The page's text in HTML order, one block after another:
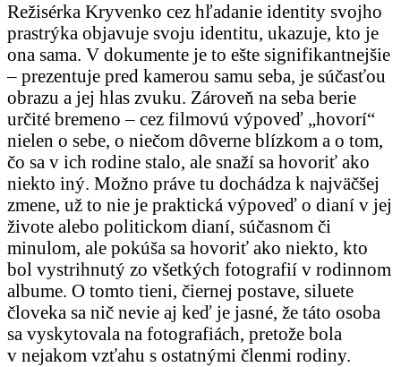
Režisérka Kryvenko cez hľadanie identity svojho
prastrýka objavuje svoju identitu, ukazuje, kto je
ona sama. V dokumente je to ešte signifikantnejšie
– prezentuje pred kamerou samu seba, je súčasťou
obrazu a jej hlas zvuku. Zároveň na seba berie
určité bremeno – cez filmovú výpoveď „hovorí“
nielen o sebe, o niečom dôverne blízkom a o tom,
čo sa v ich rodine stalo, ale snaží sa hovoriť ako
niekto iný. Možno práve tu dochádza k najväčšej
zmene, už to nie je praktická výpoveď o dianí v jej
živote alebo politickom dianí, súčasnom či
minulom, ale pokúša sa hovoriť ako niekto, kto
bol vystrihnutý zo všetkých fotografií v rodinnom
albume. O tomto tieni, čiernej postave, siluete
človeka sa nič nevie aj keď je jasné, že táto osoba
sa vyskytovala na fotografiách, pretože bola
v nejakom vzťahu s ostatnými členmi rodiny.